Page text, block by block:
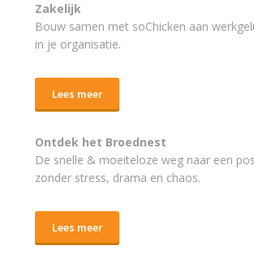
Zakelijk
Bouw samen met soChicken aan
in je organisatie.
Lees meer
Ontdek het Broednest
De snelle & moeiteloze weg naar een
zonder stress, drama en chaos.
Lees meer